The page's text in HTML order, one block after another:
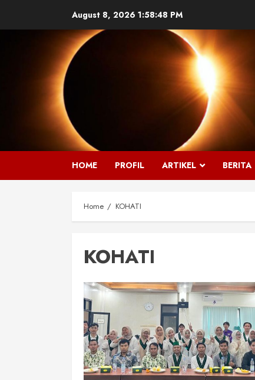
August 8, 2026 1:58:49 PM
HOME PROFIL ARTIKEL BERITA
Home KOHATI
KOHATI